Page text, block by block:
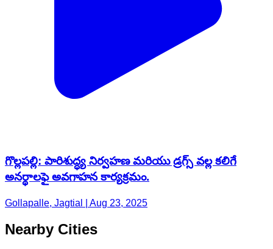
గొల్లపల్లి: పారిశుద్ధ్య నిర్వహణ మరియు డ్రగ్స్ వల్ల కలిగే
అనర్థాలఫై అవగాహన కార్యక్రమం.
Gollapalle, Jagtial | Aug 23, 2025
Nearby Cities